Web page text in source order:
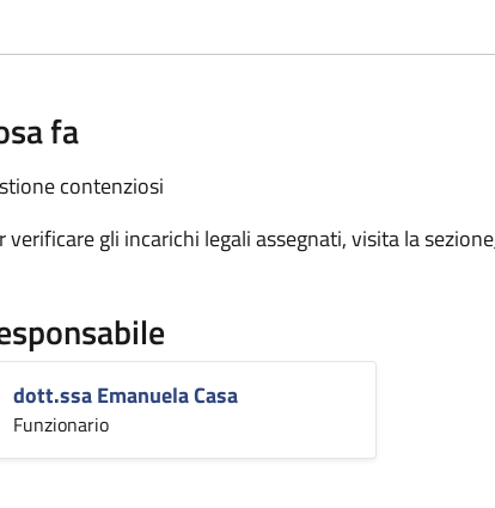
fa
contenziosi
verificare gli incarichi legali assegnati, visita la sezione
dott.ssa Emanuela Casa
Funzionario